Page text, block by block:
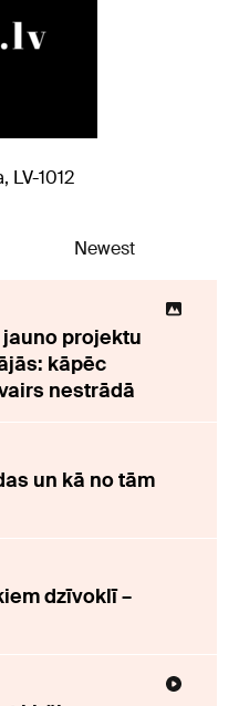
LV-1012
Newest
projektu
kāpēc
nestrādā
un kā no tām
dzīvoklī –